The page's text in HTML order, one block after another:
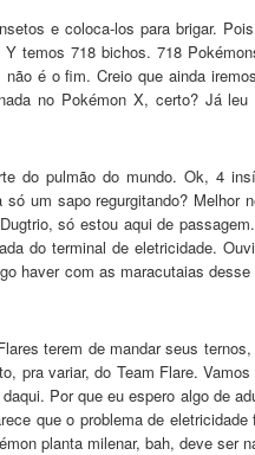
e coloca-los para brigar.
temos 718 bichos. 718
é o fim. Creio que ainda
no Pokémon X, certo? Já
do pulmão do mundo. Ok, 4
um sapo regurgitando? Melhor
só estou aqui de
do terminal de eletricidade.
haver com as maracutaias
terem de mandar seus
pra variar, do Team Flare.
Por que eu espero algo de
que o problema de
planta milenar, bah, deve ser